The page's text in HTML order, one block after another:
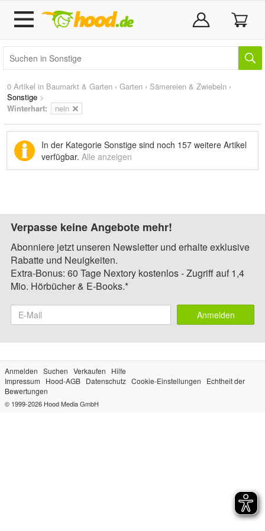
0 Artikel in Baumarkt & Garten › Garten › Sämereien & Zwiebeln ›
Sonstige >
Winterhart:
nein
In der Kategorie Sonstige sind noch 157 weitere Artikel
verfügbar. Alle anzeigen
Verpasse keine Angebote mehr!
Abonniere jetzt unseren Newsletter und erhalte exklusive
Rabatte und Neuigkeiten.
Extra-Bonus: 60 Tage Nextory kostenlos - Zugriff auf 1,4
Mio. Hörbücher & E-Books.*
Anmelden
Anmelden Suchen Verkaufen
Hilfe
Impressum
Hood-AGB Datenschutz Cookie-Einstellungen
Echtheit der
Bewertungen
© 1999-2026 Hood Media GmbH